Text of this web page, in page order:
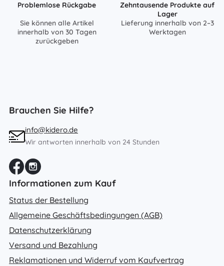
Problemlose Rückgabe
Sie können alle Artikel
innerhalb von 30 Tagen
zurückgeben
Zehntausende Produkte auf
Lager
Lieferung innerhalb von 2–3
Werktagen
Brauchen Sie Hilfe?
info@kidero.de
Wir antworten innerhalb von 24 Stunden
Informationen zum Kauf
Status der Bestellung
Allgemeine Geschäftsbedingungen (AGB)
Datenschutzerklärung
Versand und Bezahlung
Reklamationen und Widerruf vom Kaufvertrag